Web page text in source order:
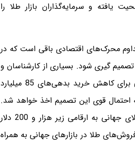
یافته و سرمایه‌گذاران بازار طلا را
موضوع تداوم محرک‌های اقتصادی باقی است که در
گیری شود. بسیاری از کارشناسان و
فعالان بازار طلا معتقدند در آن نشست باقی‌مانده نیز احتمالا تصمیمی برای کاهش خرید بدهی‌های 85 میلیارد
احتمال قوی این تصمیم اخذ خواهد شد.
برخی پیش‌بینی‌ها همچون پیش‌بینی سی‌ان‌بی‌سی از کاهش قیمت طلای جهانی به ارقامی زیر هزار و 200 دلار
طلا در بازارهای جهانی به همراه